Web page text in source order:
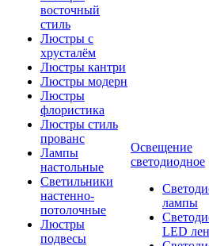
восточный
стиль
Люстры с
хрусталём
Люстры кантри
Люстры модерн
Люстры
флористика
Люстры стиль
прованс
Лампы
настольные
Светильники
настенно-
потолочные
Люстры
подвесы
Освещение
светодиодное
лампы
LED